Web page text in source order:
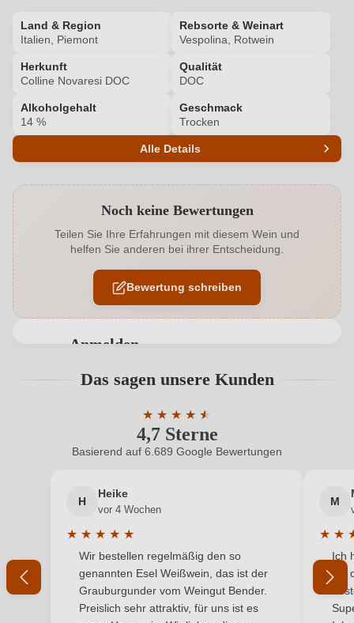
Land & Region
Italien, Piemont
Rebsorte & Weinart
Vespolina, Rotwein
Herkunft
Colline Novaresi DOC
Qualität
DOC
Alkoholgehalt
14 %
Geschmack
Trocken
Alle Details
Alkoholgehalt in % 14 %
Allergene Enthält Sulfite
Geographische Angabe Colline Novaresi DOC
Giorgio, Via Delle Pallotte 10, 28078 Romagnano
2007
Italien
Qualität DOC
Vespolina
Noch keine Bewertungen
Teilen Sie Ihre Erfahrungen mit diesem Wein und
helfen Sie anderen bei ihrer Entscheidung.
Bewertung schreiben
Anmelden
Benutzern abgegeben werden. Bitte loggen Sie sich
Neuer Kunde? Neuer Kunde?
Ihre E-Mail-Adresse
Ihr Passwort
Ich habe mein Passwort vergessen
Das sagen unsere Kunden
4,7 Sterne
★ ★ ★ ★ ★
★
Durchschnittliche Bewertung von 4.7
Basierend auf 6.689 Google Bewertungen
H
Heike
vor 4 Wochen
★ ★ ★ ★ ★
Durchschnittliche Bewertung von 5 von 5 Sternen
Wir bestellen regelmäßig den so
genannten Esel Weißwein, das ist der
Grauburgunder vom Weingut Bender.
Preislich sehr attraktiv, für uns ist es
M
★ ★
Ich
mit